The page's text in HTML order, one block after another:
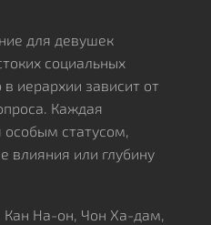
для девушек
социальных
иерархии зависит от
Каждая
особым статусом,
влияния или глубину
объект преследования,
На-он, Чон Ха-дам,